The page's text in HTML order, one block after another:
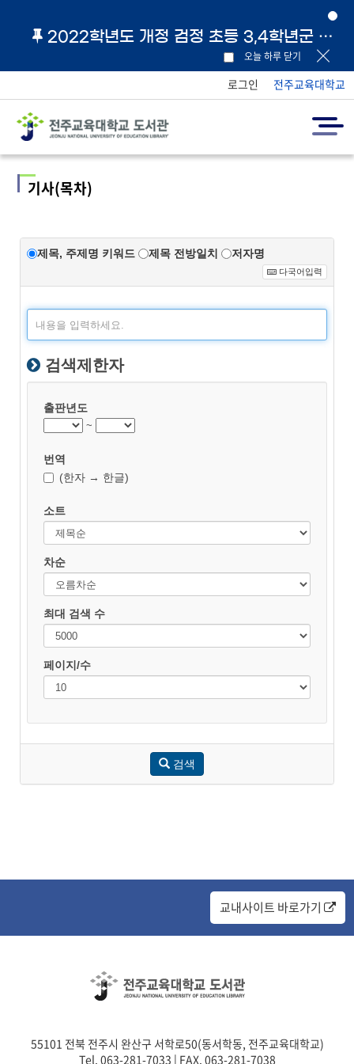
2022학년도 개정 검정 초등 3,4학년군 교과서 및 지도서 원문 링크 안내
오늘 하루 닫기
로그인 전주교육대학교
기사(목차)
제목, 주제명 키워드 제목 전방일치 저자명
다국어입력
검색제한자
출판년도
~
번역
(한자 → 한글)
소트
차순
최대 검색 수
페이지/수
검색
교내사이트 바로가기
55101 전북 전주시 완산구 서학로50(동서학동, 전주교육대학교)
Tel. 063-281-7033 | FAX. 063-281-7038